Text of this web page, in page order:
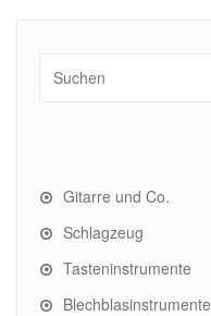
Gitarre und Co.
Schlagzeug
Tasteninstrumente
Blechblasinstrumente